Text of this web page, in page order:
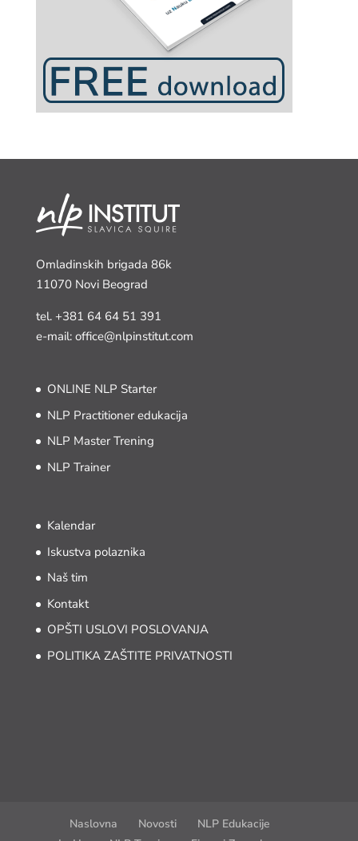
Omladinskih brigada 86k
11070 Novi Beograd
tel. +381 64 64 51 391
e-mail: office@nlpinstitut.com
ONLINE NLP Starter
NLP Practitioner edukacija
NLP Master Trening
NLP Trainer
Kalendar
Iskustva polaznika
Naš tim
Kontakt
OPŠTI USLOVI POSLOVANJA
POLITIKA ZAŠTITE PRIVATNOSTI
Naslovna Novosti
NLP Edukacije